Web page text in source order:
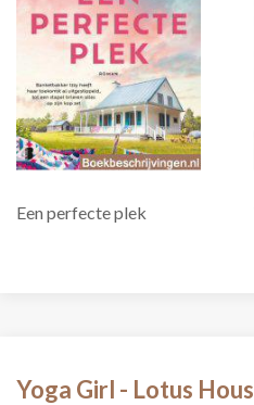
Een perfecte plek
Yoga Girl - Lotus